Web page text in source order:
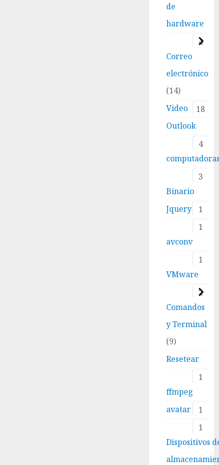
de
hardware
4
Correo
electrónico
14
Video
18
Outlook
4
3
Binario
1
Jquery
1
avconv
1
VMware
2
Comandos
y Terminal
9
Resetear
1
ffmpeg
1
avatar
1
Dispositivos